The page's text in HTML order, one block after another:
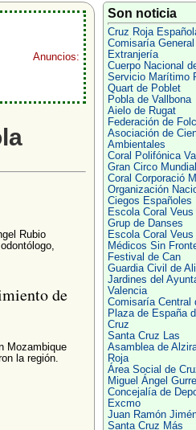
Anuncios:
Rubio
de
Mozambique
la región.
Son noticia
Cruz Roja
Comisaría General
Extranjería
Cuerpo Nacional
Servicio Marítimo
Quart de Poblet
Pobla de Vallbona
Aielo de Rugat
Federación de
Asociación de
Ambientales
Coral Polifónica
Gran Circo Mundial
Coral Corporació
Organización
Ciegos Españoles
Escola Coral
Grup de Danses
Escola Coral Veus
Médicos Sin
Festival de Can
Guardia Civil de
Jardines del
Valencia
Comisaría Central
Plaza de España
Cruz
Santa Cruz Las
Asamblea de
Roja
Área Social de
Miguel Ángel
Concejalía de
Excmo
Juan Ramón
Santa Cruz Más